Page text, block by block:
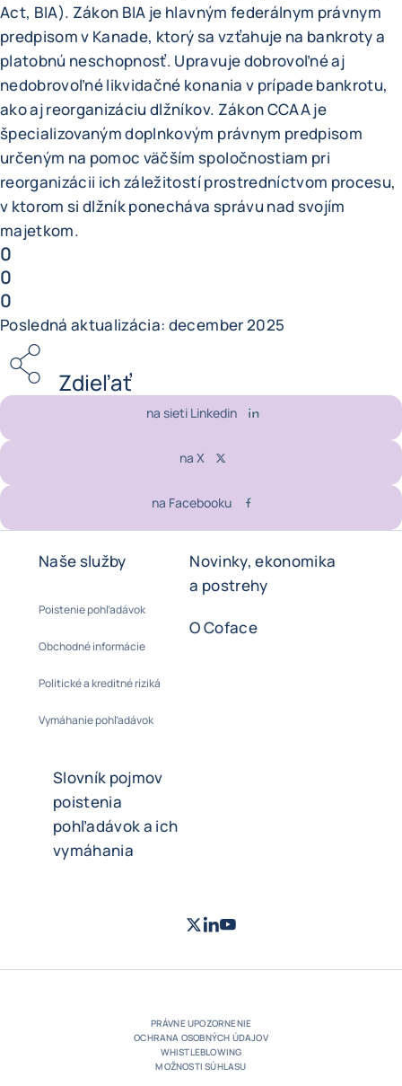
Act, BIA). Zákon BIA je hlavným federálnym právnym
predpisom v Kanade, ktorý sa vzťahuje na bankroty a
platobnú neschopnosť. Upravuje dobrovoľné aj
nedobrovoľné likvidačné konania v prípade bankrotu,
ako aj reorganizáciu dlžníkov. Zákon CCAA je
špecializovaným doplnkovým právnym predpisom
určeným na pomoc väčším spoločnostiam pri
reorganizácii ich záležitostí prostredníctvom procesu,
v ktorom si dlžník ponecháva správu nad svojím
majetkom.
0
0
0
Posledná aktualizácia: december 2025
Zdieľať
na sieti Linkedin
na X
na Facebooku
Naše služby
Poistenie pohľadávok
Obchodné informácie
Politické a kreditné riziká
Vymáhanie pohľadávok
Novinky, ekonomika
a postrehy
O Coface
Slovník pojmov
poistenia
pohľadávok a ich
vymáhania
Twitter- Coface
LinkedIn
Youtube
PRÁVNE UPOZORNENIE
OCHRANA OSOBNÝCH ÚDAJOV
WHISTLEBLOWING
MOŽNOSTI SÚHLASU